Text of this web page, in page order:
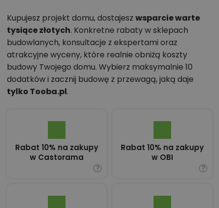
Kupujesz projekt domu, dostajesz wsparcie warte
tysiące złotych. Konkretne rabaty w sklepach
budowlanych, konsultacje z ekspertami oraz
atrakcyjne wyceny, które realnie obniżą koszty
budowy Twojego domu. Wybierz maksymalnie 10
dodatków i zacznij budowę z przewagą, jaką daje
tylko Tooba.pl.
Rabat 10% na zakupy
w Castorama
Rabat 10% na zakupy
w OBI